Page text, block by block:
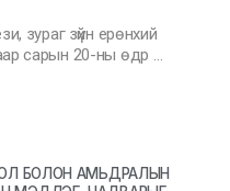
зураг зүйн ерөнхий
сарын 20-ны өдр …
БОЛОН АМЬДРАЛЫН